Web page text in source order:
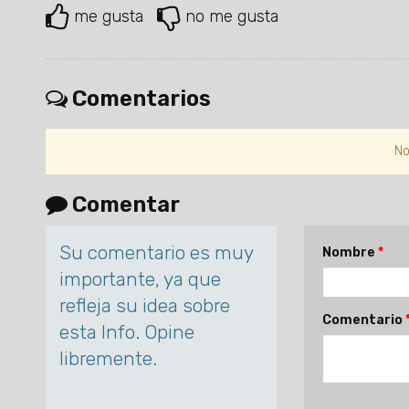
me gusta no me gusta
Comentarios
Comentar
Su comentario es muy
importante, ya que
refleja su idea sobre
esta Info. Opine
libremente.
Nombre
Comentario